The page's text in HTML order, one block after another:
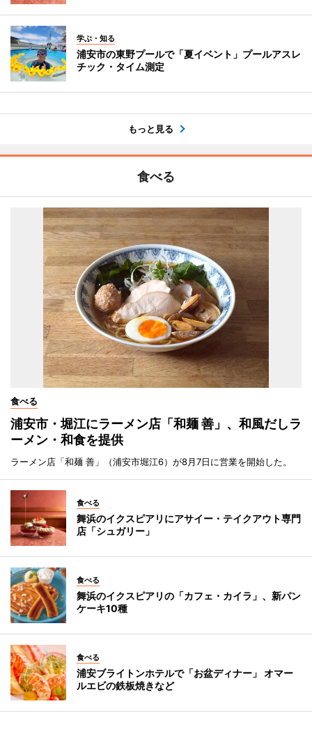
学ぶ・知る
浦安市の東野プールで「夏イベント」プールアスレ
チック・タイム測定
もっと見る
食べる
食べる
浦安市・堀江にラーメン店「和麺 善」、和風だしラ
ーメン・和食を提供
ラーメン店「和麺 善」（浦安市堀江6）が8月7日に営業を開始した。
食べる
舞浜のイクスピアリにアサイー・テイクアウト専門
店「シュガリー」
食べる
舞浜のイクスピアリの「カフェ・カイラ」、新パン
ケーキ10種
食べる
浦安ブライトンホテルで「お盆ディナー」 オマー
ルエビの鉄板焼きなど